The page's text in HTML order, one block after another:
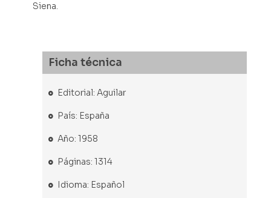
Siena.
Ficha técnica
Editorial: Aguilar
País: España
Año: 1958
Páginas: 1314
Idioma: Español